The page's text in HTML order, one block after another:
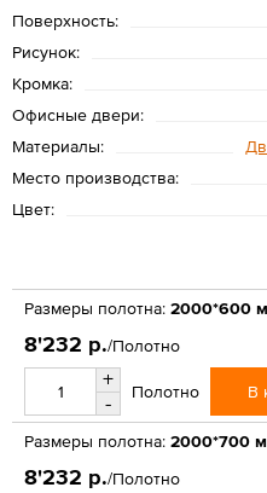
Поверхность:
Рисунок:
Кромка:
Офисные двери:
Материалы:
Место производства:
Цвет:
Размеры полотна: 2000*600
8'232 р./Полотно
+
-
Полотно В
Размеры полотна: 2000*700
8'232 р./Полотно